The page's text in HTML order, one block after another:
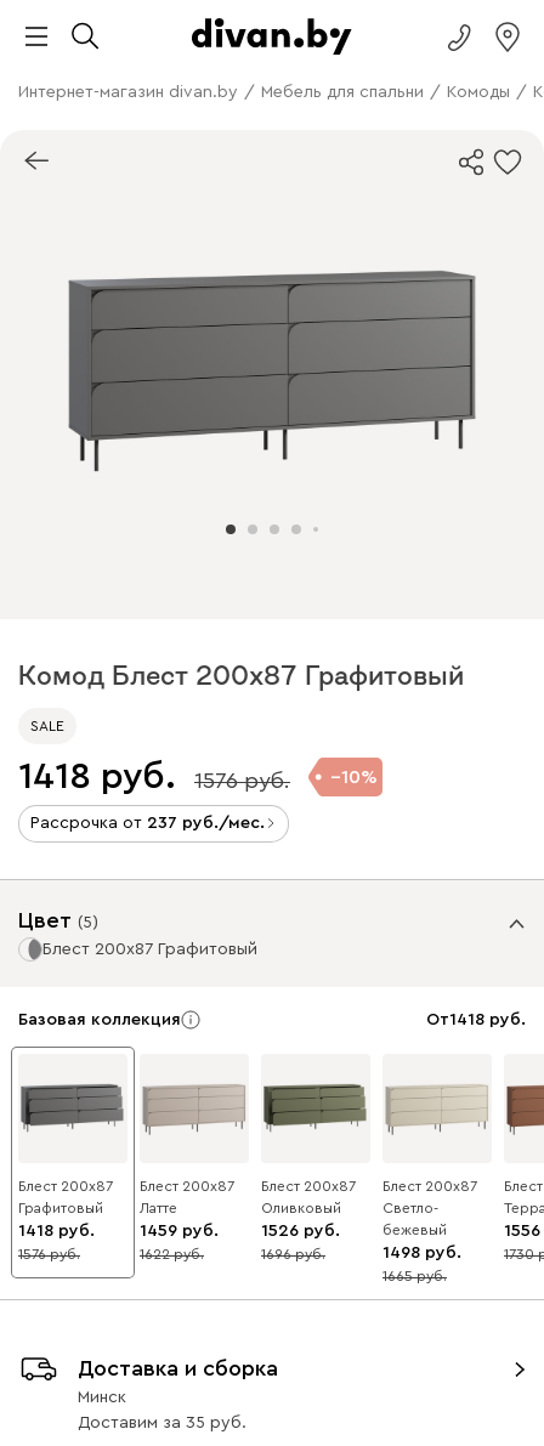
Интернет-магазин divan.by / Мебель для спальни / Комоды /
Комод Блест 200x87 Графитовый
SALE
1418 1576 10
Рассрочка от 237 /мес.
Цвет (5)
Блест 200x87 Графитовый
Базовая коллекция От1418
Блест 200x87
Графитовый
1418
10
1576
Блест 200x87
Латте
1459
10
1622
Блест 200x87
Оливковый
1526
10
1696
Блест 200x87
Светло-
бежевый
1498
10
1665
1556
10
1730
Доставка и сборка
Минск
Доставим за 35